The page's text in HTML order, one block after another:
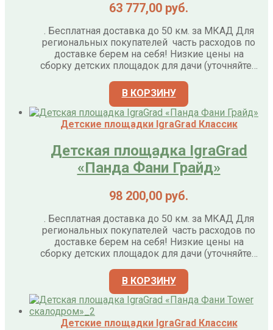
63 777,00 руб.
. Бесплатная доставка до 50 км. за МКАД Для
региональных покупателей часть расходов по
доставке берем на себя! Низкие цены на
сборку детских площадок для дачи (уточняйте…
В КОРЗИНУ
Детские площадки IgraGrad Классик
Детская площадка IgraGrad
«Панда Фани Грайд»
98 200,00 руб.
. Бесплатная доставка до 50 км. за МКАД Для
региональных покупателей часть расходов по
доставке берем на себя! Низкие цены на
сборку детских площадок для дачи (уточняйте…
В КОРЗИНУ
Детские площадки IgraGrad Классик